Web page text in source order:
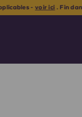
- voir ici . Fin